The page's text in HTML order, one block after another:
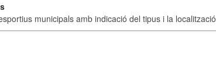
municipals amb indicació del tipus i la localització